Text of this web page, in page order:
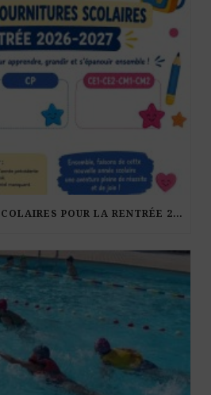
LES FOURNITURES SCOLAIRES POUR LA RENTRÉE 2026-27